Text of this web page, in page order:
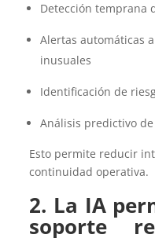
Detección temprana
Alertas automáticas
inusuales
Identificación de
Análisis predictivo
Esto permite reducir
continuidad operativa.
2. La IA
soporte